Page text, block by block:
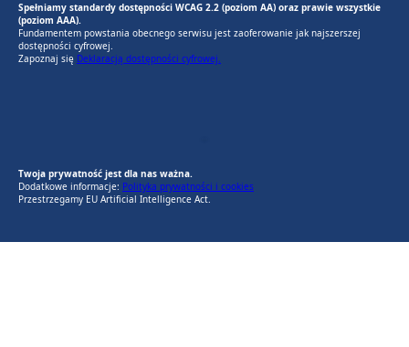
Spełniamy standardy dostępności WCAG 2.2 (poziom AA) oraz prawie wszystkie
(poziom AAA).
Fundamentem powstania obecnego serwisu jest zaoferowanie jak najszerszej
dostępności cyfrowej.
Zapoznaj się Deklaracją dostępności cyfrowej.
Twoja prywatność jest dla nas ważna.
Dodatkowe informacje: Polityka prywatności i cookies
Przestrzegamy EU Artificial Intelligence Act.